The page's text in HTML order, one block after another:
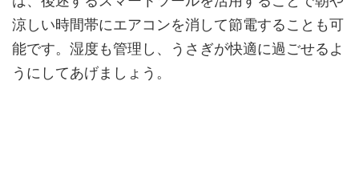
涼しい時間帯にエアコンを消して節電することも可
能です。湿度も管理し、うさぎが快適に過ごせるよ
うにしてあげましょう。